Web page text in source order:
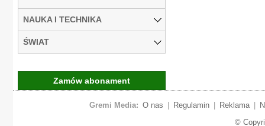
NAUKA I TECHNIKA
ŚWIAT
Zamów abonament
Gremi Media: O nas Regulamin Reklama
©